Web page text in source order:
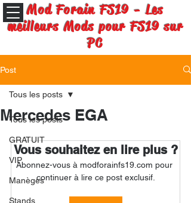
Mod Forain FS19 - Les
meilleurs Mods pour FS19 sur
PC
Post
Tous les posts
GRATUIT
VIP
Manèges
Stands
Tous les posts
Mercedes EGA
Vous souhaitez en lire plus ?
Abonnez-vous à modforainfs19.com pour
continuer à lire ce post exclusif.